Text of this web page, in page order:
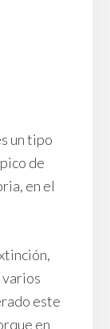
un tipo
de
en el
varios
este
en